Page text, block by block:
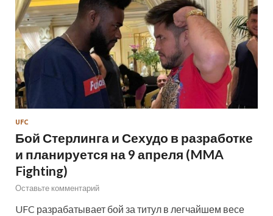
UFC
Бой Стерлинга и Сехудо в разработке
и планируется на 9 апреля (MMA
Fighting)
Оставьте комментарий
UFC разрабатывает бой за титул в легчайшем весе